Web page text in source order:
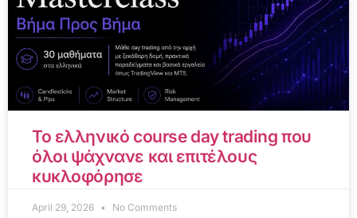
Το ελληνικό course day trading που
όλοι ψάχνανε και επιτέλους
κυκλοφόρησε
April 29, 2026 No Comments